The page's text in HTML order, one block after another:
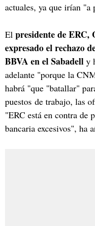
actuales, ya que irían "a
El presidente de
expresado el rechazo
BBVA en el Sabadell y
adelante "porque la
habrá "que "batallar"
puestos de trabajo, las
"ERC está en contra de
bancaria excesivos", ha